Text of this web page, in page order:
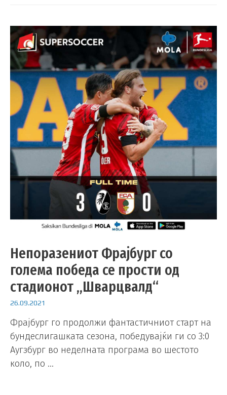
Непоразениот Фрајбург со
голема победа се прости од
стадионот „Шварцвалд“
26.09.2021
Фрајбург го продолжи фантастичниот старт на
бундеслигашката сезона, победувајќи ги со 3:0
Аугзбург во неделната програма во шестото
коло, по …